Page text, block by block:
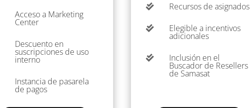
Acceso a Marketing
Center
Descuento en
suscripciones de uso
interno
Instancia de pasarela
de pagos
 Recursos de asignados
 Elegible a incentivos
adicionales
 Inclusión en el
Buscador de Resellers
de Samasat